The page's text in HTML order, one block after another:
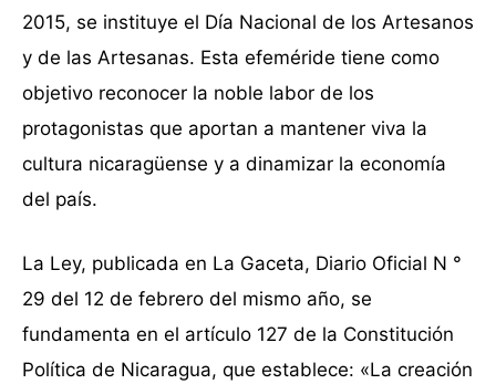
2015, se instituye el Día Nacional de los Artesanos
y de las Artesanas. Esta efeméride tiene como
objetivo reconocer la noble labor de los
protagonistas que aportan a mantener viva la
cultura nicaragüense y a dinamizar la economía
del país.
La Ley, publicada en La Gaceta, Diario Oficial N °
29 del 12 de febrero del mismo año, se
fundamenta en el artículo 127 de la Constitución
Política de Nicaragua, que establece: «La creación